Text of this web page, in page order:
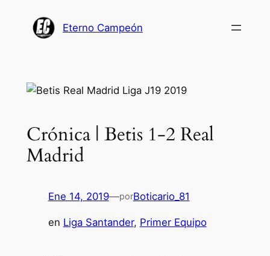
Eterno Campeón
Crónica | Betis 1-2 Real
Madrid
Ene 14, 2019—porBoticario_81
en Liga Santander, Primer Equipo